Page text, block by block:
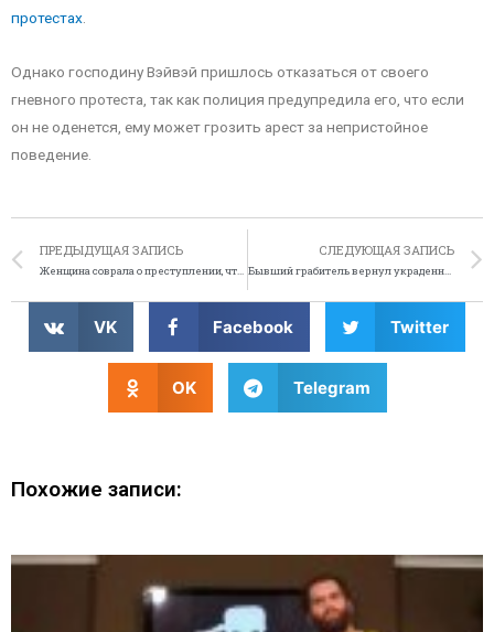
протестах
Однако господину Вэйвэй пришлось отказаться от своего
гневного протеста, так как полиция предупредила его, что если
он не оденется, ему может грозить арест за непристойное
поведение.
ПРЕДЫДУЩАЯ ЗАПИСЬ
Женщина соврала о преступлении, чтобы полицейские не заметили её пьяной за рулём
СЛЕДУЮЩАЯ ЗАПИСЬ
Бывший грабитель вернул украденные деньги спустя 30 лет
VK Facebook Twitter
OK Telegram
Похожие записи: